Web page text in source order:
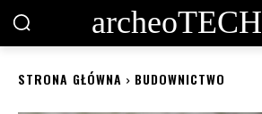
archeoTECH
STRONA GŁÓWNA BUDOWNICTWO